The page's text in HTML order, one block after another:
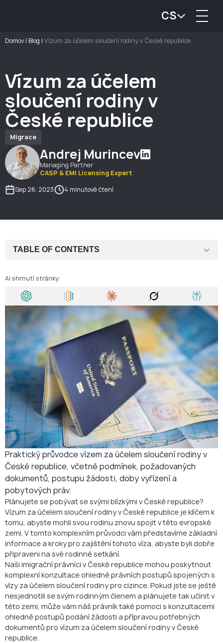
CS
Domov | Blog | Vízum za účelem sloučení rodiny v České republice
Vízum za účelem
sloučení rodiny v
České republice
Migrace
Andrej Murincev
Managing Partner
CASP & EMI Licensing Expert
Sep 26, 2023
4 minutové čtení
TABLE OF CONTENTS
republice?
Jak požádat o vízum za účelem sloučeni rodiny v České republice
Požadované dokumenty
Poplatek za české vízum za účelem sloučení rodiny
Doba zpracování
Vstup do České republiky
Platnost českého víza za účelem sloučení rodiny
Mohu pracovat v České republice s rodinným vízem?
Mohu studovat v České republice s rodinným vízem?
FAQ
AI shrnutí stránky:
Praktický průvodce vízem za účelem sloučení rodiny v
České republice, včetně podmínek, požadovaných
dokumentů, postupu žádosti, doby vyřízení a
pobytových práv.
Plánujete se pobývat se svými blízkými v České republice?
Vízum za účelem sloučení rodiny v České republice je klíčem k
tomu, abyste mohli svou rodinu znovu spojit v této evropské
zemi. V tomto komplexním průvodci vám představíme základní
informace a kroky pro zajištění tohoto víza, abyste byli dobře
připraveni na své rodinné setkání.
Naši imigrační právníci v České republice mohou poskytnout
komplexní konzultace ohledně právních postupů spojených s
vízy za účelem sloučení rodiny pro cizince. Pokud jste se ještě
nesjednotili se svým rodinným členem a plánujete tak učinit v
této zemi, může vám náš právník také pomoci s konzultacemi
ohledně postupů podání žádosti a přípravou potřebných
dokumentů pro vízum za účelem sloučení rodiny v České
republice.